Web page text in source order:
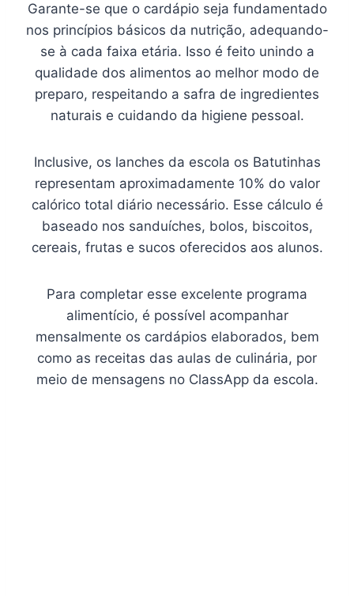
Garante-se que o cardápio seja fundamentado
nos princípios básicos da nutrição, adequando-
se à cada faixa etária. Isso é feito unindo a
qualidade dos alimentos ao melhor modo de
preparo, respeitando a safra de ingredientes
naturais e cuidando da higiene pessoal.
Inclusive, os lanches da escola os Batutinhas
representam aproximadamente 10% do valor
calórico total diário necessário. Esse cálculo é
baseado nos sanduíches, bolos, biscoitos,
cereais, frutas e sucos oferecidos aos alunos.
Para completar esse excelente programa
alimentício, é possível acompanhar
mensalmente os cardápios elaborados, bem
como as receitas das aulas de culinária, por
meio de mensagens no ClassApp da escola.